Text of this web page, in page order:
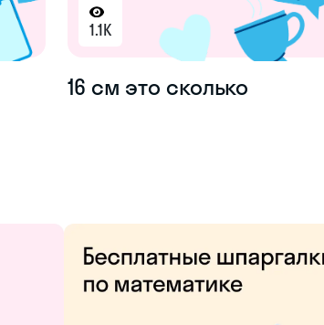
1.1K
16 см это сколько